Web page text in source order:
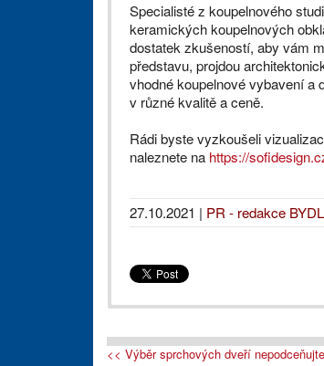
Specialisté z koupelnového
keramických koupelnových
dostatek zkušeností, aby vám
představu, projdou
vhodné koupelnové vybavení a
v různé kvalitě a ceně.
Rádi byste vyzkoušeli
naleznete na https://
27.10.2021 | PR - redakce
<< Výběr sprchových dveří nepodceňujte